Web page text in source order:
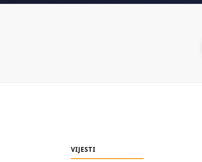
VIJESTI